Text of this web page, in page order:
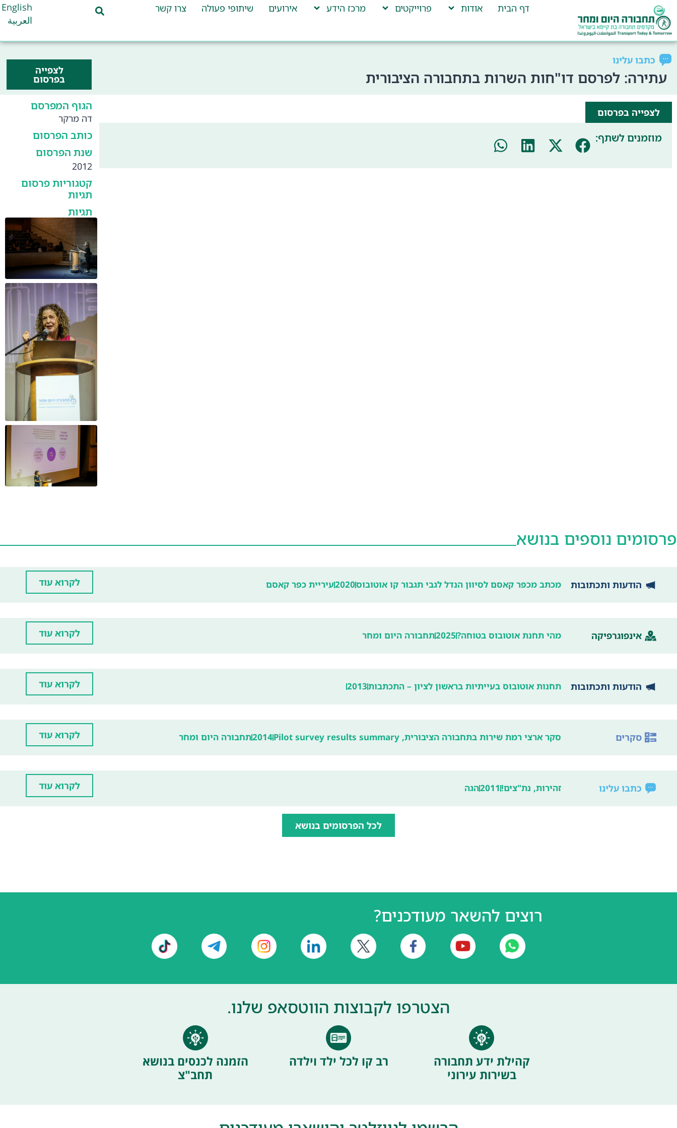
דף הבית אודות פרוייקטים מרכז הידע אירועים שיתופי פעולה צרו קשר
English
العربية
כתבו עלינו
עתירה: לפרסם דו"חות השרות בתחבורה הציבורית לצפייה
בפרסום
לצפייה בפרסום
מוזמנים לשתף:
הגוף המפרסם
דה מרקר
כותב הפרסום
שנת הפרסום
2012
קטגוריות פרסום
תגיות
תגיות
פרסומים נוספים בנושא
הודעות ותכתובות מכתב מכפר קאסם לסיוון הנדל לגבי תגבור קו אוטובוס2020עיריית כפר קאסם לקרוא עוד
אינפוגרפיקה מהי תחנת אוטובוס בטוחה?2025תחבורה היום ומחר לקרוא עוד
הודעות ותכתובות תחנות אוטובוס בעייתיות בראשון לציון – התכתבות2013 לקרוא עוד
סקרים סקר ארצי רמת שירות בתחבורה הציבורית, Pilot survey results summary 2014תחבורה היום ומחר לקרוא עוד
כתבו עלינו זהירות, נת"צים! 2011הגה לקרוא עוד
לכל הפרסומים בנושא
רוצים להשאר מעודכנים?
הצטרפו לקבוצות הווטסאפ שלנו.
קהילת ידע תחבורה
בשירות עירוני
רב קו לכל ילד וילדה
הזמנה לכנסים בנושא
תחב"צ